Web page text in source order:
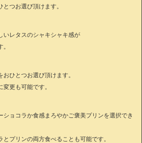
つお選び頂けます。
いレタスのシャキシャキ感が
ひとつお選び頂けます。
更も可能です。
ショコラか食感まろやかご褒美プリンを選択でき
プリンの両方食べることも可能です。